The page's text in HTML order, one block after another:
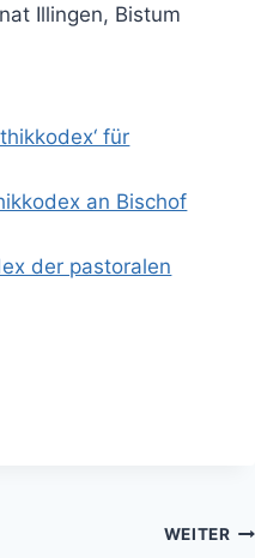
Illingen, Bistum
für
an Bischof
der pastoralen
WEITER